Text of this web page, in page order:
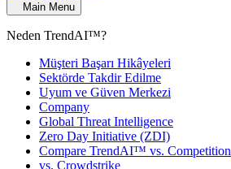
Main Menu
Neden TrendAI™?
Müşteri Başarı Hikâyeleri
Sektörde Takdir Edilme
Uyum ve Güven Merkezi
Company
Global Threat Intelligence
Zero Day Initiative (ZDI)
Compare TrendAI™ vs. Competition
vs. Crowdstrike